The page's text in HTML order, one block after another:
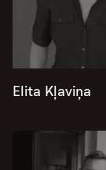
Elita Kļaviņa